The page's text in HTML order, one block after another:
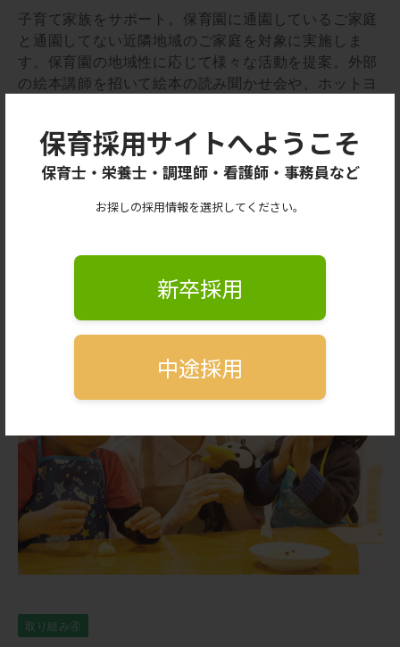
保育採用サイトへようこそ
保育士・栄養士・調理師・看護師・事務員など
お探しの採用情報を選択してください。
新卒採用
中途採用
子育て家族をサポート。保育園に通園しているご家庭
と通園してない近隣地域のご家庭を対象に実施しま
す。保育園の地域性に応じて様々な活動を提案。外部
の絵本講師を招いて絵本の読み聞かせ会や、ホットヨ
家庭のママ・パパ同士が交流できます。子育てや心身
の悩みの緩和に役立つと同時に、保育園と近隣地域の
て中ママ・パパの孤立を防ぐサポートができればと考
取り組み④